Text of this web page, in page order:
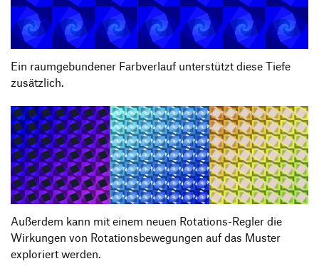
Ein raumgebundener Farbverlauf unterstützt diese Tiefe
zusätzlich.
Außerdem kann mit einem neuen Rotations-Regler die
Wirkungen von Rotationsbewegungen auf das Muster
exploriert werden.